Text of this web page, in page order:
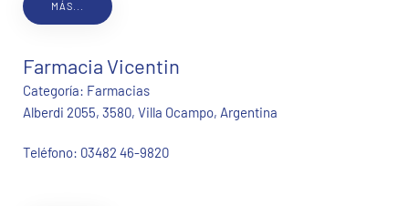
MÁS...
Farmacia Vicentin
Categoría: Farmacias
Alberdi 2055, 3580, Villa Ocampo, Argentina
Teléfono: 03482 46-9820